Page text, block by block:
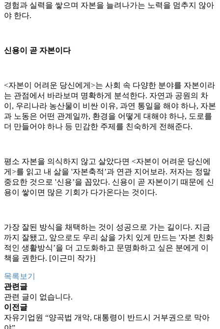
경험과 실력을 쌓으며 자본을 늘려나가는 노력을 멈추지 않아
야 한다.
신용이 곧 자본이다
<자본이 어려운 당신에게>는 사회 속 다양한 분야를 자본이라
는 관점에서 바라보며 명확하게 분석한다. 자연과 공원의 차
이, 우리나라 농산물이 비싼 이유, 과연 통일을 해야 하나, 자본
과 노동은 어떤 관계일까, 환경을 어떻게 대해야 하나, 도로를
더 만들어야 하나 등 민감한 주제를 친숙하게 전해준다.
평소 자본을 의식하지 않고 살았다면 <자본이 어려운 당신에
게>를 읽고 내 삶을 '자본축적’과 연관 지어보라. 저자는 정말
중요한 것으로 '신용’을 꼽았다. 신용이 곧 자본이기 때문에 신
용이 쌓이면 많은 기회가 다가온다는 것이다.
가장 잘된 방식을 채택하는 것이 성공으로 가는 길이다. 지금
까지 잘됐고, 앞으로도 우리 삶을 가치 있게 만드는 '자본 친화
적인 생활방식’을 더 고도화하고 문명화하고 싶은 분에게 이
책을 권한다. [이근미 작가]
목록보기
관련글
관련 글이 없습니다.
이전글
자유기업원 “양곡법 개악, 대통령이 반드시 거부권으로 막아